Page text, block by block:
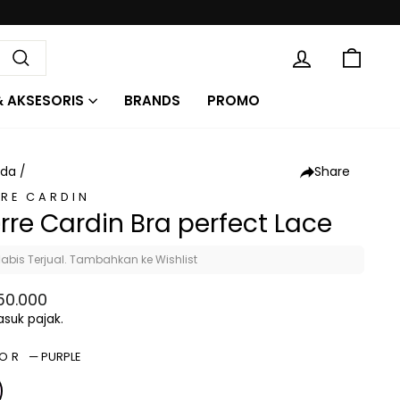
Cari
MASUK
AKSESORIS BRANDS PROMO
/ Share
CARDIN
Cardin Bra perfect Lace
Terjual. Tambahkan ke Wishlist
pajak.
—PURPLE